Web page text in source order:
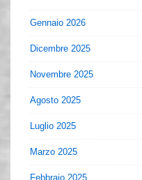
Gennaio 2026
Dicembre 2025
Novembre 2025
Agosto 2025
Luglio 2025
Marzo 2025
Febbraio 2025